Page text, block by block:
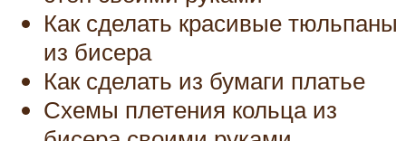
Как сделать красивые тюльпаны
из бисера
Как сделать из бумаги платье
Схемы плетения кольца из